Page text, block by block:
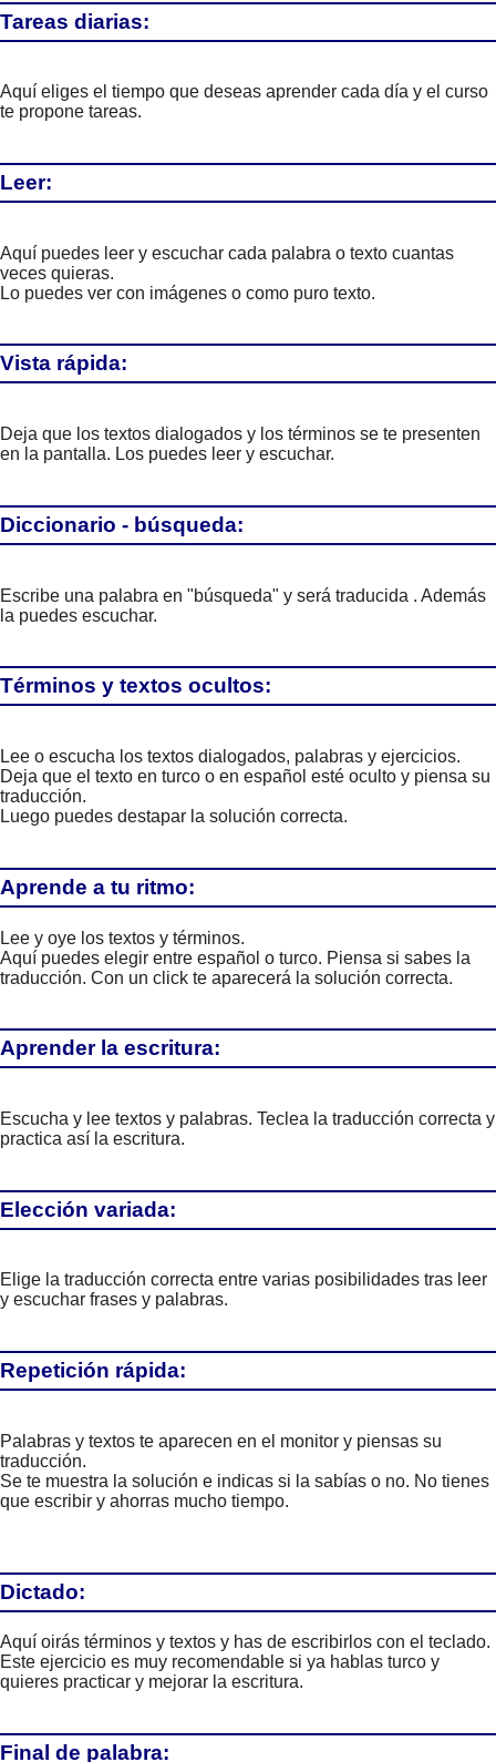
Tareas diarias:
Aquí eliges el tiempo que deseas aprender cada día y el curso
te propone tareas.
Leer:
Aquí puedes leer y escuchar cada palabra o texto cuantas
veces quieras.
Lo puedes ver con imágenes o como puro texto.
Vista rápida:
Deja que los textos dialogados y los términos se te presenten
en la pantalla. Los puedes leer y escuchar.
Diccionario - búsqueda:
Escribe una palabra en "búsqueda" y será traducida . Además
la puedes escuchar.
Términos y textos ocultos:
Lee o escucha los textos dialogados, palabras y ejercicios.
Deja que el texto en turco o en español esté oculto y piensa su
traducción.
Luego puedes destapar la solución correcta.
Aprende a tu ritmo:
Lee y oye los textos y términos.
Aquí puedes elegir entre español o turco. Piensa si sabes la
traducción. Con un click te aparecerá la solución correcta.
Aprender la escritura:
Escucha y lee textos y palabras. Teclea la traducción correcta y
practica así la escritura.
Elección variada:
Elige la traducción correcta entre varias posibilidades tras leer
y escuchar frases y palabras.
Repetición rápida:
Palabras y textos te aparecen en el monitor y piensas su
traducción.
Se te muestra la solución e indicas si la sabías o no. No tienes
que escribir y ahorras mucho tiempo.
Dictado:
Aquí oirás términos y textos y has de escribirlos con el teclado.
Este ejercicio es muy recomendable si ya hablas turco y
quieres practicar y mejorar la escritura.
Final de palabra: